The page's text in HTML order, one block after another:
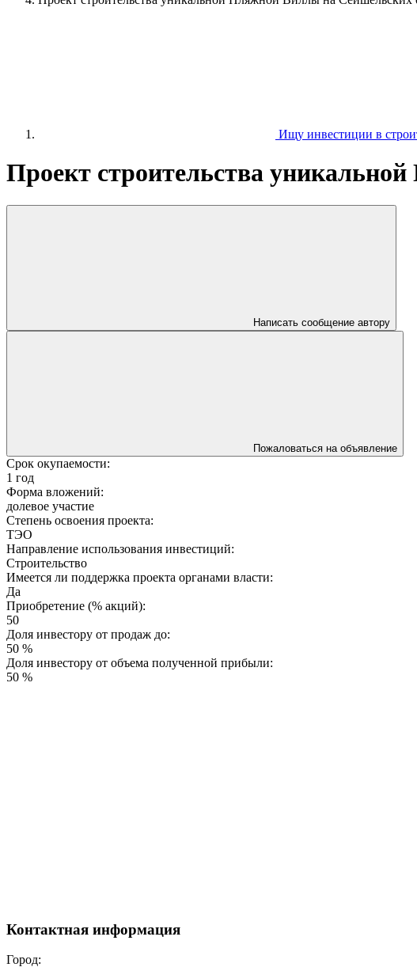
Ищу инвестиции в
Проект строительства
Написать сообщение автору
Пожаловаться на объявление
Срок окупаемости:
1 год
Форма вложений:
долевое участие
Степень освоения проекта:
ТЭО
Направление использования инвестиций:
Строительство
Имеется ли поддержка проекта органами власти:
Да
Приобретение (% акций):
50
Доля инвестору от продаж до:
50 %
Доля инвестору от объема полученной прибыли:
50 %
Контактная информация
Город: